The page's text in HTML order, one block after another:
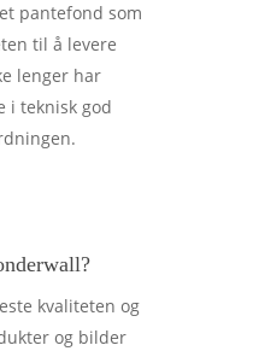
pantefond som
til å levere
lenger har
i teknisk god
kvaliteten og
og bilder